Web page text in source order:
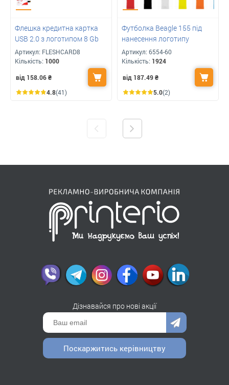
Флешка кредитна картка
USB 2.0 з логотипом 8 Gb
Артикул: FLESHCARD8
Кількість: 1000
від 158.06₴
4.8(41)
Футболка Beagle 155 під
нанесення логотипу
Артикул: 6554-60
Кількість: 1924
від 187.49₴
5.0(2)
Дізнавайся про нові акції
Поскаржитись керівництву